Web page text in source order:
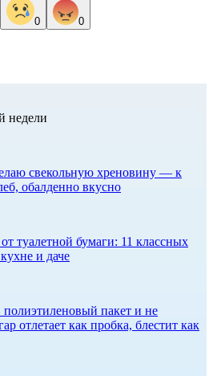
0 0
недели
свекольную хреновину — к
обалденно вкусно
туалетной бумаги: 11 классных
и даче
полиэтиленовый пакет и не
отлетает как пробка, блестит как